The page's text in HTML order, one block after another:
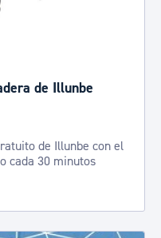
de Illunbe
de Illunbe con el
cada 30 minutos